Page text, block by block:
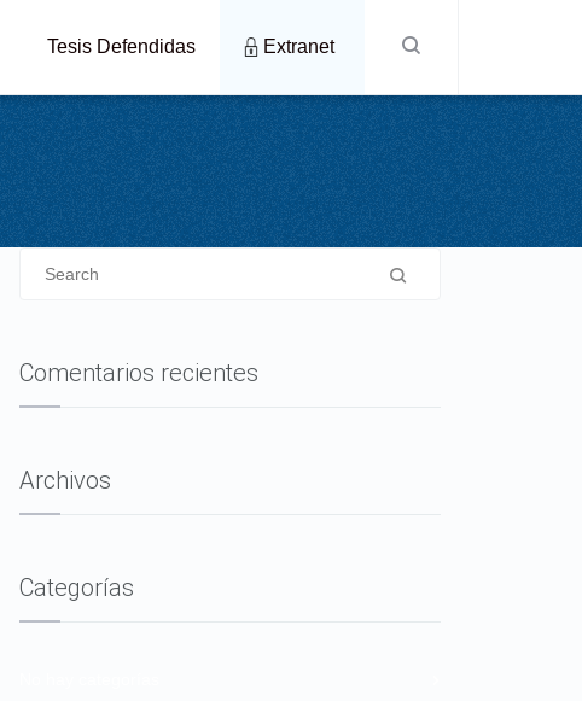
Tesis Defendidas Extranet
Comentarios recientes
Archivos
Categorías